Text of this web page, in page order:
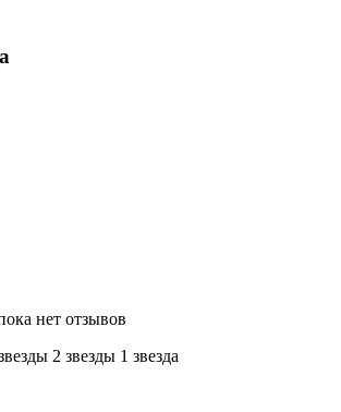
нет отзывов
2 звeзды 1 звeзда